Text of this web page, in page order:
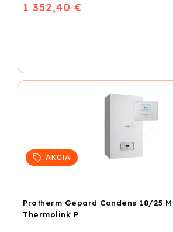
1 352,40 €
AKCIA
Protherm Gepard Condens 18/25
Thermolink P